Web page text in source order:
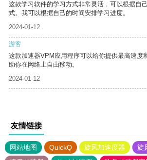
这款学习软件的学习方式非常灵活，可以根据自
式。我可以根据自己的时间安排学习进度。
2024-01-12
游客
这款加速器VPM应用程序可以给你提供最高速度
助你在网络上自由移动。
2024-01-12
友情链接
网站地图 QuickQ 旋风加速度器 旋